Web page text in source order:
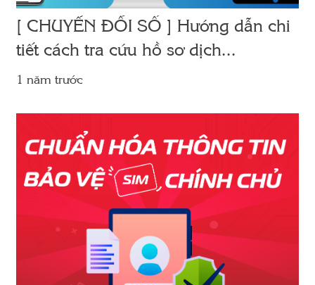
[ CHUYỂN ĐỔI SỐ ] Hướng dẫn chi
tiết cách tra cứu hồ sơ dịch...
1 năm trước